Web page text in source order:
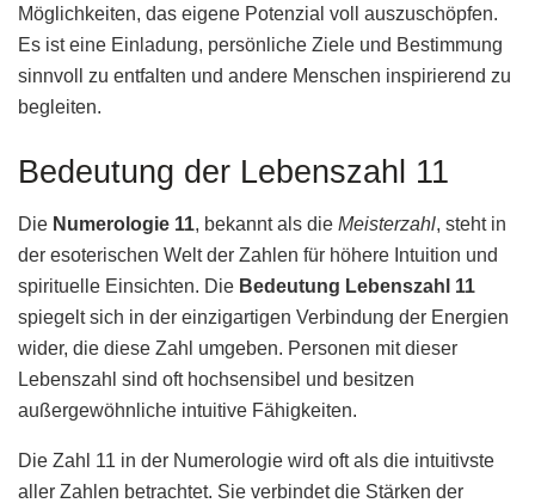
Möglichkeiten, das eigene Potenzial voll auszuschöpfen.
Es ist eine Einladung, persönliche Ziele und Bestimmung
sinnvoll zu entfalten und andere Menschen inspirierend zu
begleiten.
Bedeutung der Lebenszahl 11
Die Numerologie 11, bekannt als die Meisterzahl, steht in
der esoterischen Welt der Zahlen für höhere Intuition und
spirituelle Einsichten. Die Bedeutung Lebenszahl 11
spiegelt sich in der einzigartigen Verbindung der Energien
wider, die diese Zahl umgeben. Personen mit dieser
Lebenszahl sind oft hochsensibel und besitzen
außergewöhnliche intuitive Fähigkeiten.
Die Zahl 11 in der Numerologie wird oft als die intuitivste
aller Zahlen betrachtet. Sie verbindet die Stärken der